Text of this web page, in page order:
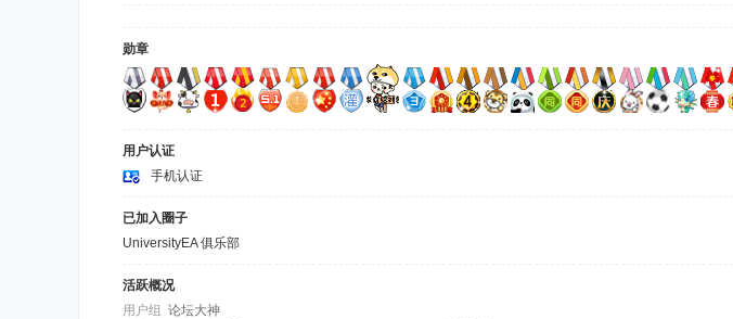
勋章
用户认证
手机认证
已加入圈子
UniversityEA 俱乐部
活跃概况
用户组 论坛大神